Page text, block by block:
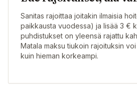
Sanitas rajoittaa joitakin ilmaisia
paikkausta vuodessa) ja lisää 3 €
puhdistukset on yleensä rajattu
Matala maksu tiukoin rajoituksin
kuin hieman korkeampi.